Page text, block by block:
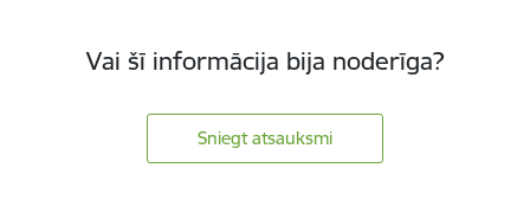
Vai šī informācija bija noderīga?
Sniegt atsauksmi